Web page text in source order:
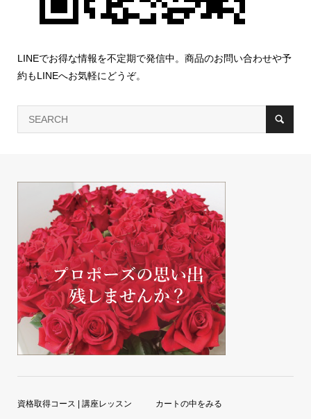
LINEでお得な情報を不定期で発信中。商品のお問い合わせや予
約もLINEへお気軽にどうぞ。
資格取得コース | 講座レッスン カートの中をみる